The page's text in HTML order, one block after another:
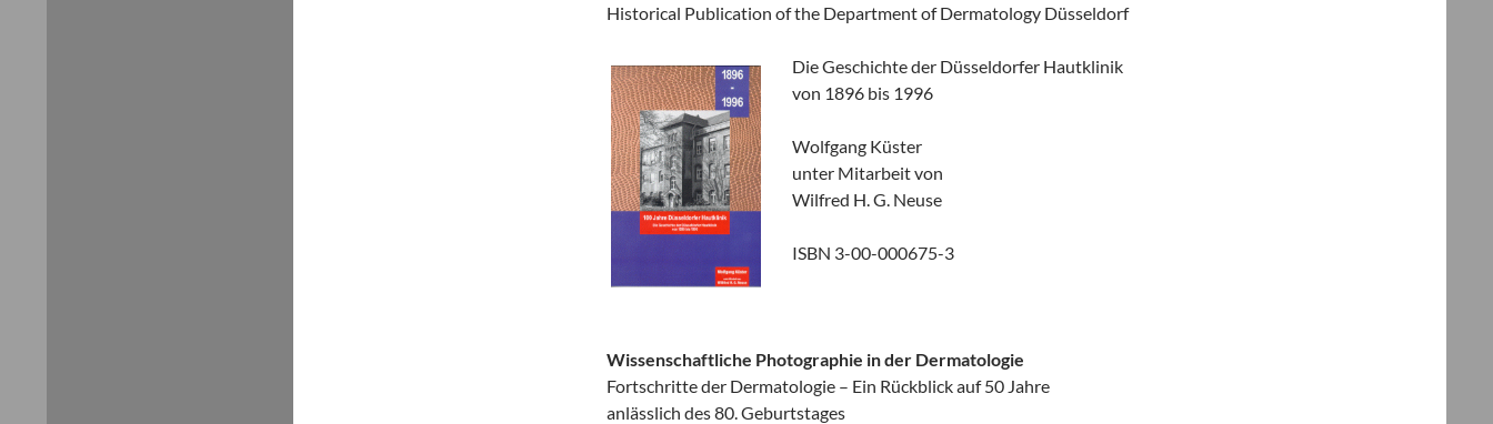
Historical Publication of the Department of Dermatology Düsseldorf
Die Geschichte der Düsseldorfer Hautklinik
von 1896 bis 1996
Wolfgang Küster
unter Mitarbeit von
Wilfred H. G. Neuse
ISBN 3-00-000675-3
Wissenschaftliche Photographie in der Dermatologie
Fortschritte der Dermatologie – Ein Rückblick auf 50 Jahre
anlässlich des 80. Geburtstages